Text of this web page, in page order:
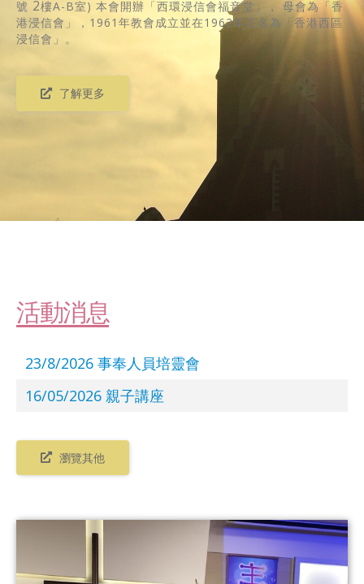
號 2樓A-B室) 本會開辦「西環浸信會福音堂」， 母會為「香
港浸信會」，1961年教會成立並在1962年正名為「香港西區
浸信會」。
了解更多
活動消息
23/8/2026 事奉人員培靈會
16/05/2026 親子講座
瀏覽其他